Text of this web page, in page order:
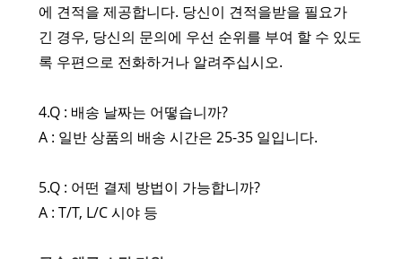
에 견적을 제공합니다. 당신이 견적을받을 필요가
긴 경우, 당신의 문의에 우선 순위를 부여 할 수 있도
록 우편으로 전화하거나 알려주십시오.
4.Q : 배송 날짜는 어떻습니까?
A : 일반 상품의 배송 시간은 25-35 일입니다.
5.Q : 어떤 결제 방법이 가능합니까?
A : T/T, L/C 시야 등